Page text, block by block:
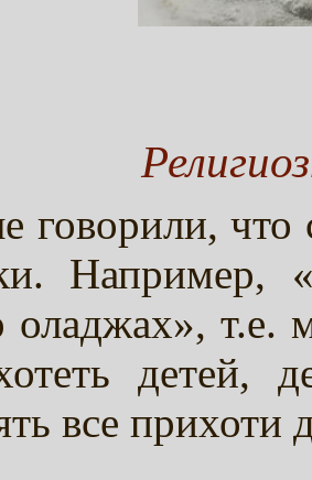
говорили,
Например,
оладжах», т.е.
детей,
все прихоти